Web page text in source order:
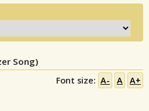
Song)
Font size: A- A A+